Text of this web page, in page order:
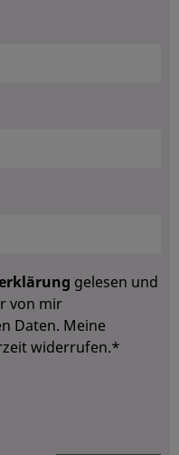
gelesen und
von mir
Daten. Meine
widerrufen.*